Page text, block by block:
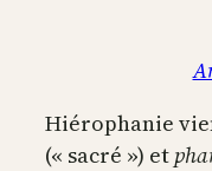
Hiérophanie
(« sacré ») et